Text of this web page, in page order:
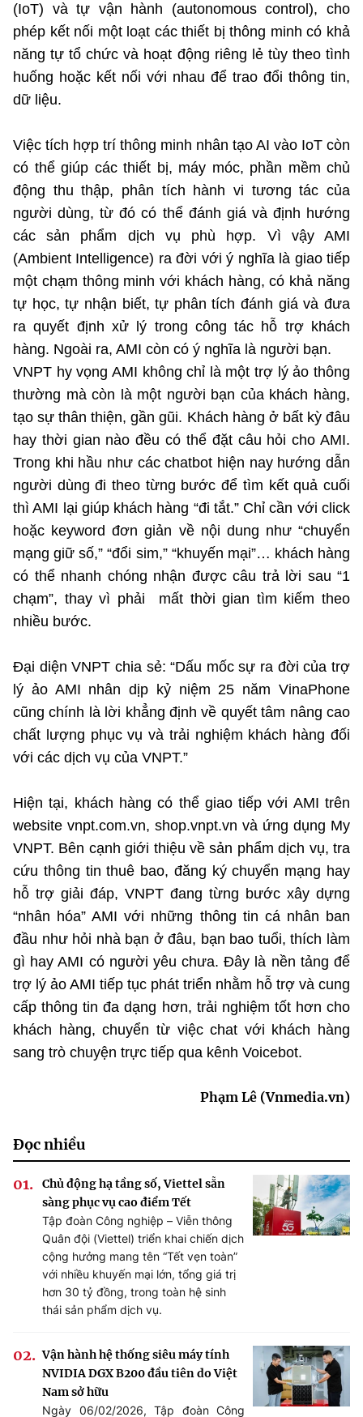
Cơ quan chủ quản: Bộ Khoa học và Công nghệ (MST)
Chịu trách nhiệm nội dung: Nguyễn Thị Hải Hằng Giám đốc
Trung tâm Truyền thông Khoa học và Công nghệ.
Liên hệ
Điện thoại: 024 3936 9506
Email: stc@mst.gov.vn
Theo dõi MST trên
©2025 Bản quyền thuộc Bộ Khoa Học và Công Nghệ
(Ghi rõ nguồn "https://mst.gov.vn" khi phát hành lại thông tin
từ website này)
(IoT) và tự vận hành (autonomous control), cho
phép kết nối một loạt các thiết bị thông minh có khả
năng tự tổ chức và hoạt động riêng lẻ tùy theo tình
huống hoặc kết nối với nhau để trao đổi thông tin,
dữ liệu.
Việc tích hợp trí thông minh nhân tạo AI vào IoT còn
có thể giúp các thiết bị, máy móc, phần mềm chủ
động thu thập, phân tích hành vi tương tác của
người dùng, từ đó có thể đánh giá và định hướng
các sản phẩm dịch vụ phù hợp. Vì vậy AMI
(Ambient Intelligence) ra đời với ý nghĩa là giao tiếp
một chạm thông minh với khách hàng, có khả năng
tự học, tự nhận biết, tự phân tích đánh giá và đưa
ra quyết định xử lý trong công tác hỗ trợ khách
hàng. Ngoài ra, AMI còn có ý nghĩa là người bạn.
VNPT hy vọng AMI không chỉ là một trợ lý ảo thông
thường mà còn là một người bạn của khách hàng,
tạo sự thân thiện, gần gũi. Khách hàng ở bất kỳ đâu
hay thời gian nào đều có thể đặt câu hỏi cho AMI.
Trong khi hầu như các chatbot hiện nay hướng dẫn
người dùng đi theo từng bước để tìm kết quả cuối
thì AMI lại giúp khách hàng “đi tắt.” Chỉ cần với click
hoặc keyword đơn giản về nội dung như “chuyển
mạng giữ số,” “đổi sim,” “khuyến mại”… khách hàng
có thể nhanh chóng nhận được câu trả lời sau “1
chạm”, thay vì phải mất thời gian tìm kiếm theo
nhiều bước.
Đại diện VNPT chia sẻ: “Dấu mốc sự ra đời của trợ
lý ảo AMI nhân dịp kỷ niệm 25 năm VinaPhone
cũng chính là lời khẳng định về quyết tâm nâng cao
chất lượng phục vụ và trải nghiệm khách hàng đối
với các dịch vụ của VNPT.”
Hiện tại, khách hàng có thể giao tiếp với AMI trên
website vnpt.com.vn, shop.vnpt.vn và ứng dụng My
VNPT. Bên cạnh giới thiệu về sản phẩm dịch vụ, tra
cứu thông tin thuê bao, đăng ký chuyển mạng hay
hỗ trợ giải đáp, VNPT đang từng bước xây dựng
“nhân hóa” AMI với những thông tin cá nhân ban
đầu như hỏi nhà bạn ở đâu, bạn bao tuổi, thích làm
gì hay AMI có người yêu chưa. Đây là nền tảng để
trợ lý ảo AMI tiếp tục phát triển nhằm hỗ trợ và cung
cấp thông tin đa dạng hơn, trải nghiệm tốt hơn cho
khách hàng, chuyển từ việc chat với khách hàng
sang trò chuyện trực tiếp qua kênh Voicebot.
Phạm Lê (Vnmedia.vn)
Đọc nhiều
Chủ động hạ tầng số, Viettel sẵn
sàng phục vụ cao điểm Tết
Tập đoàn Công nghiệp – Viễn thông
Quân đội (Viettel) triển khai chiến dịch
cộng hưởng mang tên “Tết vẹn toàn”
với nhiều khuyến mại lớn, tổng giá trị
hơn 30 tỷ đồng, trong toàn hệ sinh
thái sản phẩm dịch vụ.
Vận hành hệ thống siêu máy tính
NVIDIA DGX B200 đầu tiên do Việt
Nam sở hữu
Ngày 06/02/2026, Tập đoàn Công